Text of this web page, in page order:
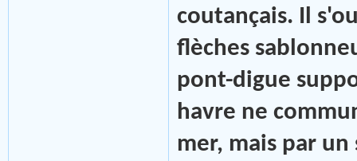
coutançais. Il
flèches
pont-digue
havre ne
mer, mais par